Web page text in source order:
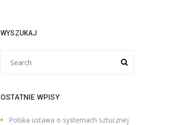
WYSZUKAJ
OSTATNIE WPISY
Polska ustawa o systemach sztucznej